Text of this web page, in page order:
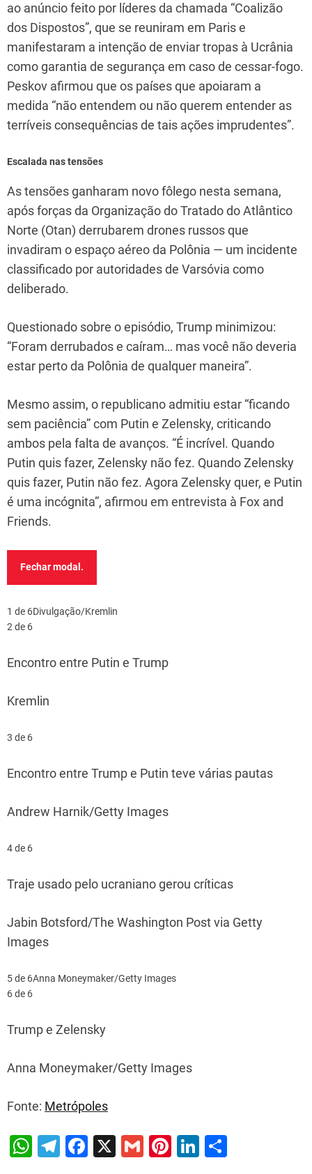
ao anúncio feito por líderes da chamada “Coalizão
dos Dispostos”, que se reuniram em Paris e
manifestaram a intenção de enviar tropas à Ucrânia
como garantia de segurança em caso de cessar-fogo.
Peskov afirmou que os países que apoiaram a
medida “não entendem ou não querem entender as
terríveis consequências de tais ações imprudentes”.
Escalada nas tensões
As tensões ganharam novo fôlego nesta semana,
após forças da Organização do Tratado do Atlântico
Norte (Otan) derrubarem drones russos que
invadiram o espaço aéreo da Polônia — um incidente
classificado por autoridades de Varsóvia como
deliberado.
Questionado sobre o episódio, Trump minimizou:
“Foram derrubados e caíram… mas você não deveria
estar perto da Polônia de qualquer maneira”.
Mesmo assim, o republicano admitiu estar “ficando
sem paciência” com Putin e Zelensky, criticando
ambos pela falta de avanços. “É incrível. Quando
Putin quis fazer, Zelensky não fez. Quando Zelensky
quis fazer, Putin não fez. Agora Zelensky quer, e Putin
é uma incógnita”, afirmou em entrevista à Fox and
Friends.
Fechar modal.
1 de 6Divulgação/Kremlin
2 de 6
Encontro entre Putin e Trump
Kremlin
3 de 6
Encontro entre Trump e Putin teve várias pautas
Andrew Harnik/Getty Images
4 de 6
Traje usado pelo ucraniano gerou críticas
Jabin Botsford/The Washington Post via Getty
Images
5 de 6Anna Moneymaker/Getty Images
6 de 6
Trump e Zelensky
Anna Moneymaker/Getty Images
Fonte: Metrópoles
W T
F
X
G
Pi Li